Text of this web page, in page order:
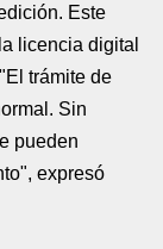
Este
licencia digital
trámite de
Sin
pueden
expresó